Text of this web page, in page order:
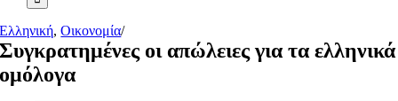
Ελληνική,Οικονομία/
Συγκρατημένες οι απώλειες για τα ελληνικά
ομόλογα